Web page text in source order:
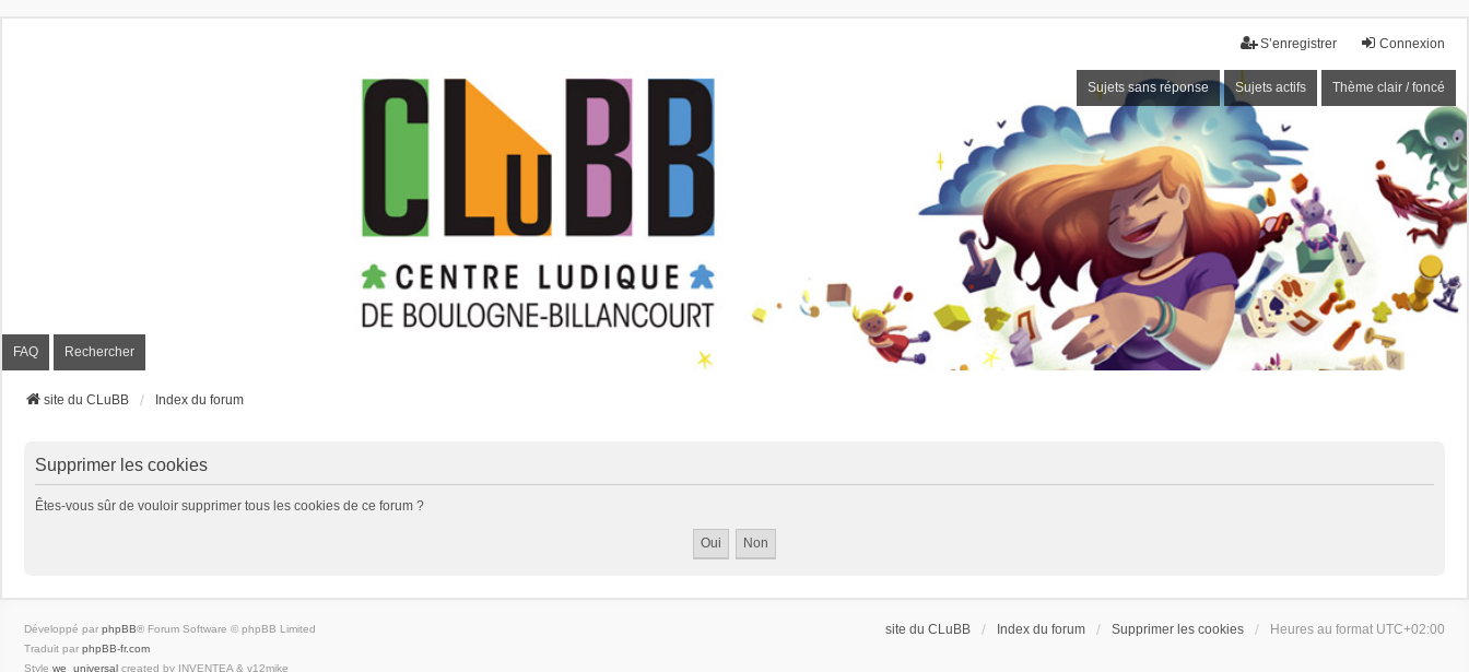
Connexion
S’enregistrer
Sujets sans réponse Sujets actifs Thème clair / foncé
FAQ Rechercher
site du CLuBB Index du forum
Supprimer les cookies
Êtes-vous sûr de vouloir supprimer tous les cookies de ce forum ?
site du CLuBB Index du forum Supprimer les cookies Heures au format UTC+02:00
Développé par phpBB® Forum Software © phpBB Limited
Traduit par phpBB-fr.com
Style we_universal created by INVENTEA & v12mike